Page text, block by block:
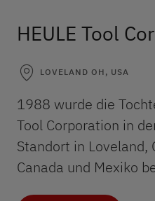
HEULE Tool
LOVELAND OH, USA
1988 wurde die
Tool Corporation in
Standort in Loveland,
Canada und Mexiko